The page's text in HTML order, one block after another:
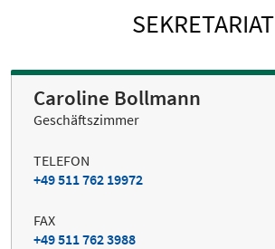
SEKRETARIAT
Caroline Bollmann
Geschäftszimmer
TELEFON
+49 511 762 19972
FAX
+49 511 762 3988